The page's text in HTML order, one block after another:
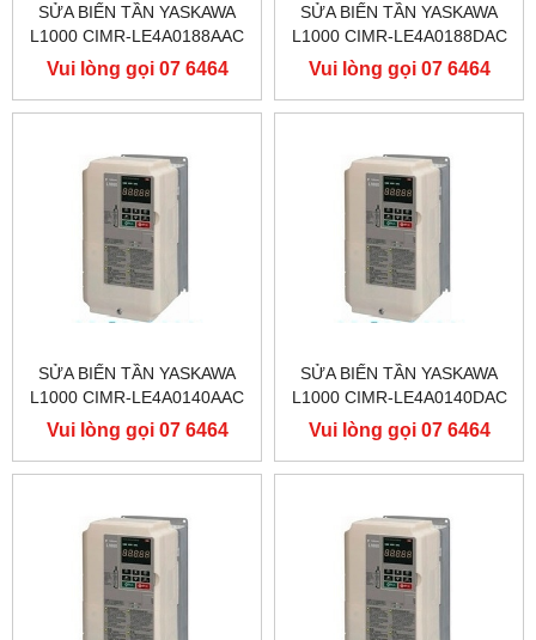
SỬA BIẾN TẦN YASKAWA
L1000 CIMR-LE4A0188AAC
400V 90KW, BIẾN TẦN
YASKAWA L1000
Vui lòng gọi 07 6464
9556
SỬA BIẾN TẦN YASKAWA
L1000 CIMR-LE4A0188DAC
400V 90KW, BIẾN TẦN
YASKAWA L1000
Vui lòng gọi 07 6464
9556
SỬA BIẾN TẦN YASKAWA
L1000 CIMR-LE4A0140AAC
400V 75KW, BIẾN TẦN
YASKAWA L1000
Vui lòng gọi 07 6464
9556
SỬA BIẾN TẦN YASKAWA
L1000 CIMR-LE4A0140DAC
400V 75KW, BIẾN TẦN
YASKAWA L1000
Vui lòng gọi 07 6464
9556